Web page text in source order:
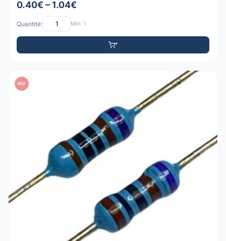
0.40€ – 1.04€
Quantité: Min: 1
PDF